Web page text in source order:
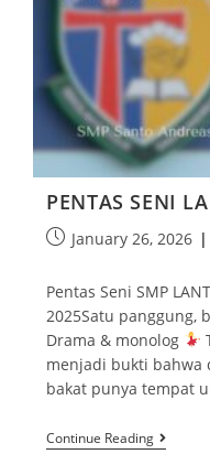
PENTAS SENI
January 26, 2026
Pentas Seni SMP
2025Satu panggung,
Drama & monolog
menjadi bukti bahwa
bakat punya tempat
Continue Reading